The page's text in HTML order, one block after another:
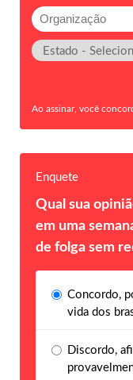
Ao assinar, você
Enquete
Qual sua
em uma
de folga sem
Concordo,
vida dos
Discordo,